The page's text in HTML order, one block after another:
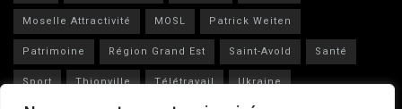
Moselle Attractivité
MOSL
Patrick Weiten
Patrimoine
Région Grand Est Saint-Avold
Santé
Sport
Thionville Télétravail
Ukraine